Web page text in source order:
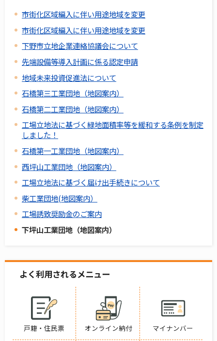
市街化区域編入に伴い用途地域を変更
市街化区域編入に伴い用途地域を変更
下野市立地企業連絡協議会について
先端設備等導入計画に係る認定申請
地域未来投資促進法について
石橋第三工業団地（地図案内）
石橋第二工業団地（地図案内）
工場立地法に基づく緑地面積率等を緩和する条例を制定
しました！
石橋第一工業団地（地図案内）
西坪山工業団地（地図案内）
工場立地法に基づく届け出手続きについて
柴工業団地(地図案内）
工場誘致奨励金のご案内
下坪山工業団地（地図案内）
よく利用されるメニュー
戸籍・住民票 オンライン納付 マイナンバー